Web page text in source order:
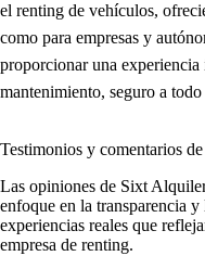
el renting de vehículos,
como para empresas y
proporcionar una
mantenimiento, seguro a
Testimonios y comentarios
Las opiniones de Sixt
enfoque en la transparencia
experiencias reales que
empresa de renting.